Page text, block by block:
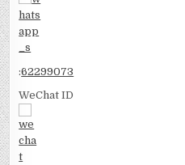
:62299073
WeChat ID